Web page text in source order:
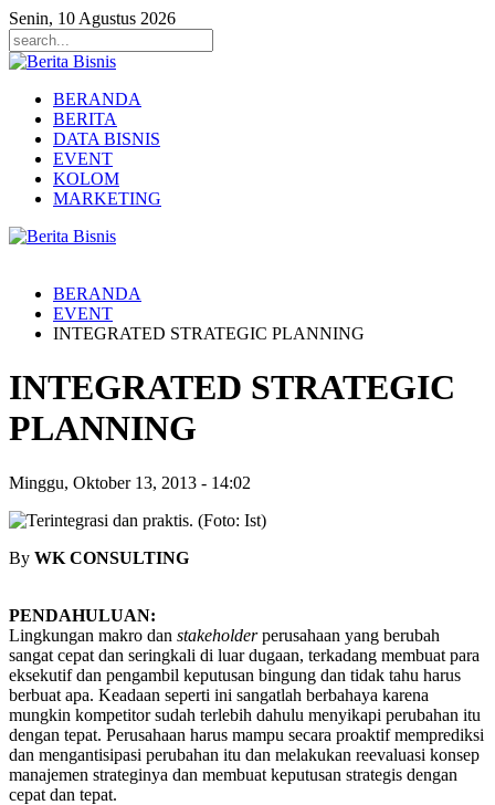
Senin, 10 Agustus 2026
BERANDA
BERITA
DATA BISNIS
EVENT
KOLOM
MARKETING
BERANDA
EVENT
INTEGRATED STRATEGIC PLANNING
INTEGRATED STRATEGIC
PLANNING
Minggu, Oktober 13, 2013 - 14:02
By WK CONSULTING
PENDAHULUAN:
Lingkungan makro dan stakeholderperusahaan yang berubah
sangat cepat dan seringkali di luar dugaan, terkadang membuat para
eksekutif dan pengambil keputusan bingung dan tidak tahu harus
berbuat apa. Keadaan seperti ini sangatlah berbahaya karena
mungkin kompetitor sudah terlebih dahulu menyikapi perubahan itu
dengan tepat. Perusahaan harus mampu secara proaktif memprediksi
dan mengantisipasi perubahan itu dan melakukan reevaluasi konsep
manajemen strateginya dan membuat keputusan strategis dengan
cepat dan tepat.